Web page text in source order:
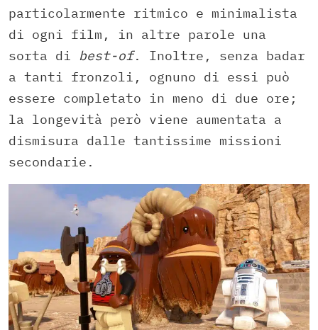
particolarmente ritmico e minimalista
di ogni film, in altre parole una
sorta di best-of. Inoltre, senza badar
a tanti fronzoli, ognuno di essi può
essere completato in meno di due ore;
la longevità però viene aumentata a
dismisura dalle tantissime missioni
secondarie.